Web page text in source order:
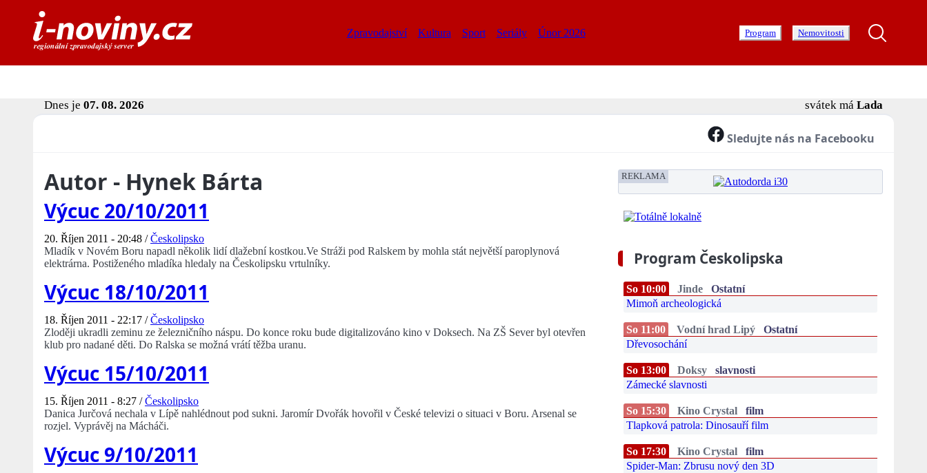
Zpravodajství Kultura Sport Seriály Únor 2026 Program Nemovitosti
Dnes je 07. 08. 2026 svátek má Lada
Sledujte nás na Facebooku
Autor - Hynek Bárta
Výcuc 20/10/2011
20. Říjen 2011 - 20:48 /Českolipsko
Mladík v Novém Boru napadl několik lidí dlažební kostkou.Ve Stráži pod Ralskem by mohla stát největší paroplynová
elektrárna. Postiženého mladíka hledaly na Českolipsku vrtulníky.
Výcuc 18/10/2011
18. Říjen 2011 - 22:17 /Českolipsko
Zloději ukradli zeminu ze železničního náspu. Do konce roku bude digitalizováno kino v Doksech. Na ZŠ Sever byl otevřen
klub pro nadané děti. Do Ralska se možná vrátí těžba uranu.
Výcuc 15/10/2011
15. Říjen 2011 - 8:27 /Českolipsko
Danica Jurčová nechala v Lípě nahlédnout pod sukni. Jaromír Dvořák hovořil v České televizi o situaci v Boru. Arsenal se
rozjel. Vyprávěj na Mácháči.
Výcuc 9/10/2011
REKLAMA
Program Českolipska
So 10:00 Jinde
Ostatní
Mimoň archeologická
So 11:00 Vodní hrad Lipý
Ostatní
Dřevosochání
So 13:00 Doksy
slavnosti
Zámecké slavnosti
So 15:30 Kino Crystal
film
Tlapková patrola: Dinosauří film
So 17:30 Kino Crystal
film
Spider-Man: Zbrusu nový den 3D